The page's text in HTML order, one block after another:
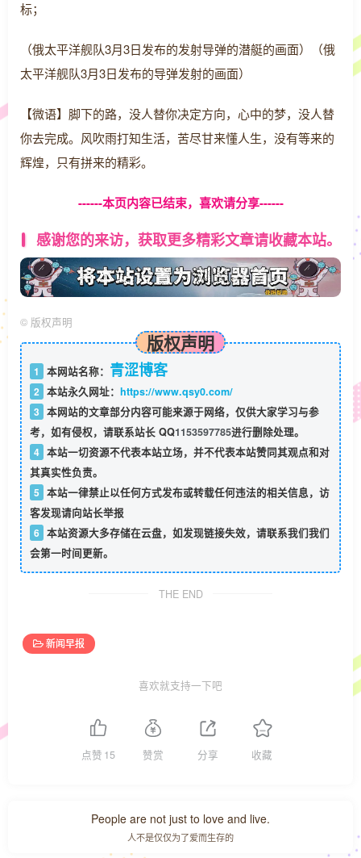
标；
（俄太平洋舰队3月3日发布的发射导弹的潜艇的画面）（俄
太平洋舰队3月3日发布的导弹发射的画面）
【微语】脚下的路，没人替你决定方向，心中的梦，没人替
你去完成。风吹雨打知生活，苦尽甘来懂人生，没有等来的
辉煌，只有拼来的精彩。
------本页内容已结束，喜欢请分享------
感谢您的来访，获取更多精彩文章请收藏本站。
© 版权声明
版权声明
1 本网站名称： 青涩博客
2 本站永久网址： https://www.qsy0.com/
3 本网站的文章部分内容可能来源于网络，仅供大家学习与参
考，如有侵权，请联系站长 QQ1153597785进行删除处理。
4 本站一切资源不代表本站立场，并不代表本站赞同其观点和对
其真实性负责。
5 本站一律禁止以任何方式发布或转载任何违法的相关信息，访
客发现请向站长举报
6 本站资源大多存储在云盘，如发现链接失效，请联系我们我们
会第一时间更新。
THE END
新闻早报
喜欢就支持一下吧
点赞 15 赞赏 分享 收藏
People are not just to love and live.
人不是仅仅为了爱而生存的